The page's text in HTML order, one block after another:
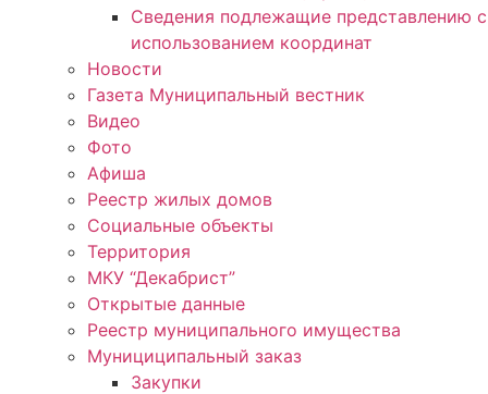
Сведения подлежащие представлению с
использованием координат
Новости
Газета Муниципальный вестник
Видео
Фото
Афиша
Реестр жилых домов
Социальные объекты
Территория
МКУ “Декабрист”
Открытые данные
Реестр муниципального имущества
Мунициципальный заказ
Закупки